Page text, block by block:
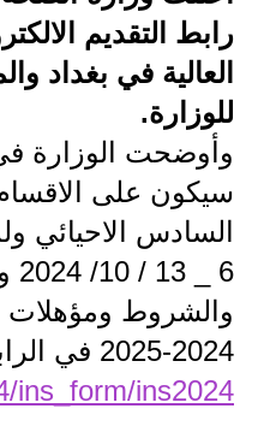
رابط التقديم
العالية في بغداد
للوزارة.
وأوضحت الوزارة
سيكون على
السادس الاحيائي
والشروط ومؤهلات
2024-2025 في الرابط أدناه:
ins_form/ins2024/